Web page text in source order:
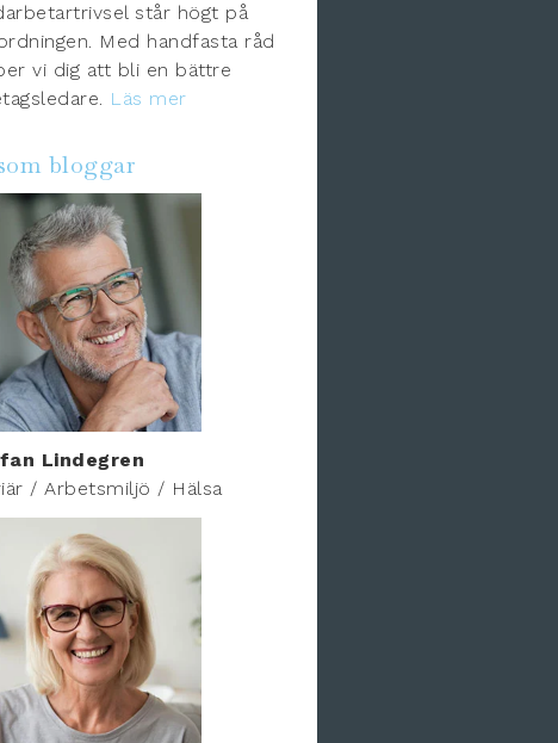
står högt på
Med handfasta råd
vi dig att bli en bättre
Läs mer
bloggar
Lindegren
/ Arbetsmiljö / Hälsa